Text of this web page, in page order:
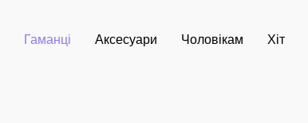
Гаманці Аксесуари Чоловікам Хіт